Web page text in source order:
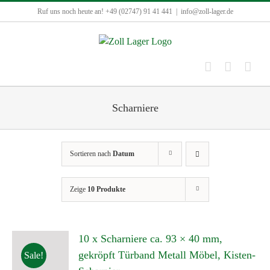
Inhalt
Ruf uns noch heute an! +49 (02747) 91 41 441 info@zoll-lager.de
Scharniere
Sortieren nach Datum
Zeige 10 Produkte
Sale!
10 x Scharniere ca. 93 × 40 mm,
gekröpft Türband Metall Möbel, Kisten-